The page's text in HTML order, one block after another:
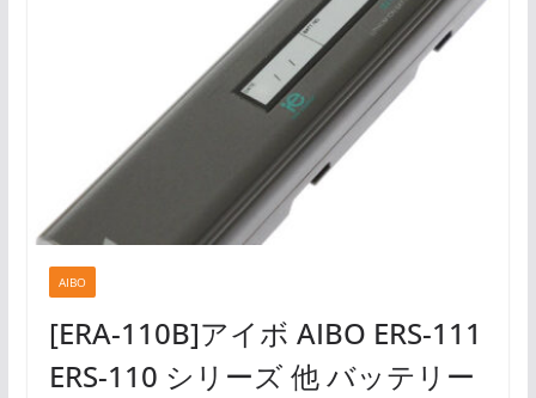
AIBO
[ERA-110B]アイボ AIBO ERS-111
ERS-110 シリーズ 他 バッテリー